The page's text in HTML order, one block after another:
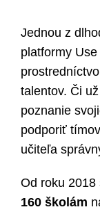
Jednou z
platformy
talentov. Či
poznanie
podporiť
učiteľa
Od roku 2018
160 školám